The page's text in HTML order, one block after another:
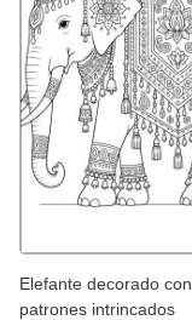
Elefante decorado con
patrones intrincados